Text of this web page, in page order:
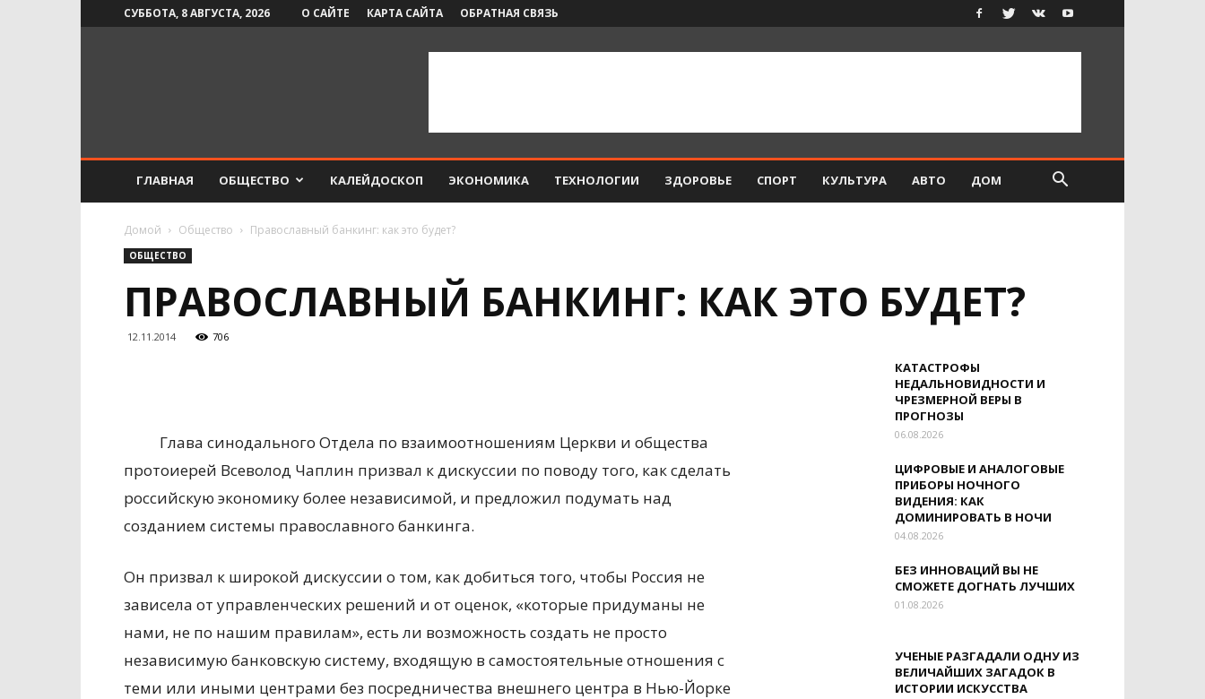
СУББОТА, 8 АВГУСТА, 2026 О САЙТЕ КАРТА САЙТА ОБРАТНАЯ СВЯЗЬ
ГЛАВНАЯ ОБЩЕСТВО КАЛЕЙДОСКОП ЭКОНОМИКА ТЕХНОЛОГИИ ЗДОРОВЬЕ СПОРТ КУЛЬТУРА АВТО ДОМ
Домой Общество Православный банкинг: как это будет?
ОБЩЕСТВО
ПРАВОСЛАВНЫЙ БАНКИНГ: КАК ЭТО БУДЕТ?
12.11.2014 706
Глава синодального Отдела по взаимоотношениям Церкви и общества
протоиерей Всеволод Чаплин призвал к дискуссии по поводу того, как сделать
российскую экономику более независимой, и предложил подумать над
созданием системы православного банкинга.
Он призвал к широкой дискуссии о том, как добиться того, чтобы Россия не
зависела от управленческих решений и от оценок, «которые придуманы не
нами, не по нашим правилам», есть ли возможность создать не просто
независимую банковскую систему, входящую в самостоятельные отношения с
теми или иными центрами без посредничества внешнего центра в Нью-Йорке
КАТАСТРОФЫ
НЕДАЛЬНОВИДНОСТИ И
ЧРЕЗМЕРНОЙ ВЕРЫ В
ПРОГНОЗЫ
06.08.2026
ЦИФРОВЫЕ И АНАЛОГОВЫЕ
ПРИБОРЫ НОЧНОГО
ВИДЕНИЯ: КАК
ДОМИНИРОВАТЬ В НОЧИ
04.08.2026
БЕЗ ИННОВАЦИЙ ВЫ НЕ
СМОЖЕТЕ ДОГНАТЬ ЛУЧШИХ
01.08.2026
УЧЕНЫЕ РАЗГАДАЛИ ОДНУ ИЗ
ВЕЛИЧАЙШИХ ЗАГАДОК В
ИСТОРИИ ИСКУССТВА